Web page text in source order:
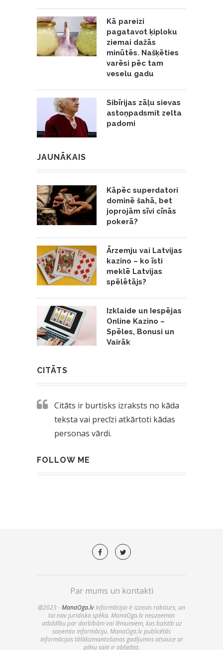
Kā pareizi
pagatavot ķiploku
ziemai dažās
minūtēs. Našķēties
varēsi pēc tam
veselu gadu
Sibīrijas zāļu sievas
astoņpadsmit zelta
padomi
JAUNĀKAIS
Kāpēc superdatori
dominē šahā, bet
joprojām sīvi cīnās
pokerā?
Ārzemju vai Latvijas
kazino – ko īsti
meklē Latvijas
spēlētājs?
Izklaide un Iespējas
Online Kazino –
Spēles, Bonusi un
Vairāk
CITĀTS
Citāts ir burtisks izraksts no kāda
teksta vai precīzi atkārtoti kādas
personas vārdi.
FOLLOW ME
Par mums un kontakti
@2023 - ManaOga.lvInformācijai ir izziņas raksturs, un
tai nav juridiska spēka. ManaOga.lv neuzņemas
atbildību par darbībām vai lēmumiem, kas balstīti uz
saņemto informāciju. ManaOga.lv publicētās
informācijas tālākizmantošanas gadījumos atsauce ar
pilnu saiti ir obligāta.